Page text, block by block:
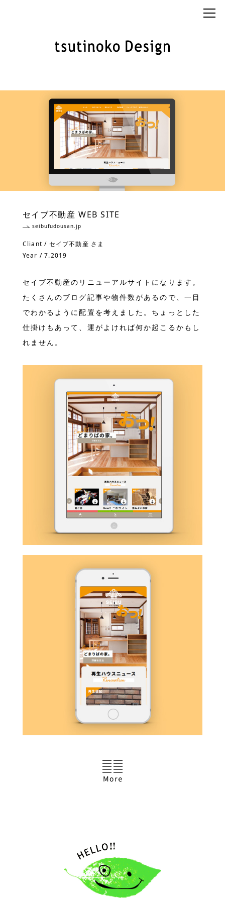
セイブ不動産 WEB SITE
seibufudousan.jp
Cliant / セイブ不動産 さま
Year / 7.2019
セイブ不動産のリニューアルサイトになります。
たくさんのブログ記事や物件数があるので、一目
でわかるように配置を考えました。ちょっとした
仕掛けもあって、運がよければ何か起こるかもし
れません。